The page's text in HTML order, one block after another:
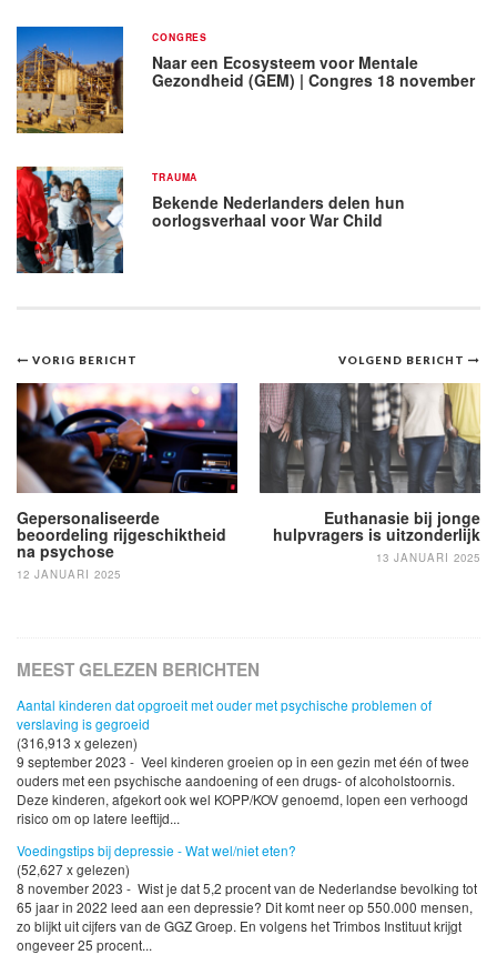
CONGRES
Naar een Ecosysteem voor Mentale
Gezondheid (GEM) | Congres 18 november
TRAUMA
Bekende Nederlanders delen hun
oorlogsverhaal voor War Child
Bericht
navigatie
VOLGEND BERICHT
Euthanasie bij jonge
hulpvragers is uitzonderlijk
13 JANUARI 2025
VORIG BERICHT
Gepersonaliseerde
beoordeling rijgeschiktheid
na psychose
12 JANUARI 2025
MEEST GELEZEN BERICHTEN
Aantal kinderen dat opgroeit met ouder met psychische problemen of
verslaving is gegroeid
(316,913 x gelezen)
9 september 2023 - Veel kinderen groeien op in een gezin met één of twee
ouders met een psychische aandoening of een drugs- of alcoholstoornis.
Deze kinderen, afgekort ook wel KOPP/KOV genoemd, lopen een verhoogd
risico om op latere leeftijd...
Voedingstips bij depressie - Wat wel/niet eten?
(52,627 x gelezen)
8 november 2023 - Wist je dat 5,2 procent van de Nederlandse bevolking tot
65 jaar in 2022 leed aan een depressie? Dit komt neer op 550.000 mensen,
zo blijkt uit cijfers van de GGZ Groep. En volgens het Trimbos Instituut krijgt
ongeveer 25 procent...